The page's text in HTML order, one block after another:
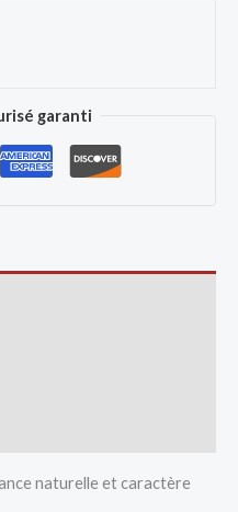
garanti
naturelle et caractère